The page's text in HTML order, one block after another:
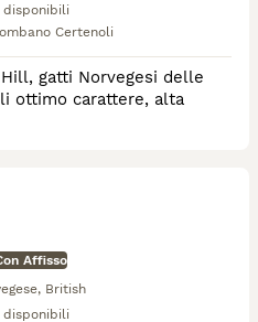
disponibili
Certenoli
gatti Norvegesi delle
ottimo carattere, alta
Affisso
British
disponibili